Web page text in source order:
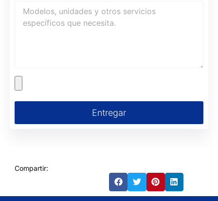
Entregar
Compartir: